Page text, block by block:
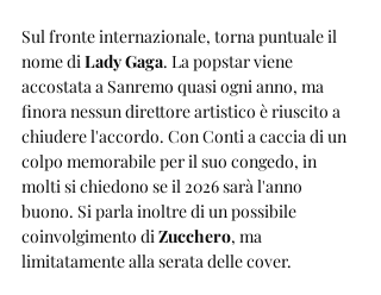
Sul fronte internazionale, torna puntuale il
nome di Lady Gaga. La popstar viene
accostata a Sanremo quasi ogni anno, ma
finora nessun direttore artistico è riuscito a
chiudere l'accordo. Con Conti a caccia di un
colpo memorabile per il suo congedo, in
molti si chiedono se il 2026 sarà l'anno
buono. Si parla inoltre di un possibile
coinvolgimento di Zucchero, ma
limitatamente alla serata delle cover.